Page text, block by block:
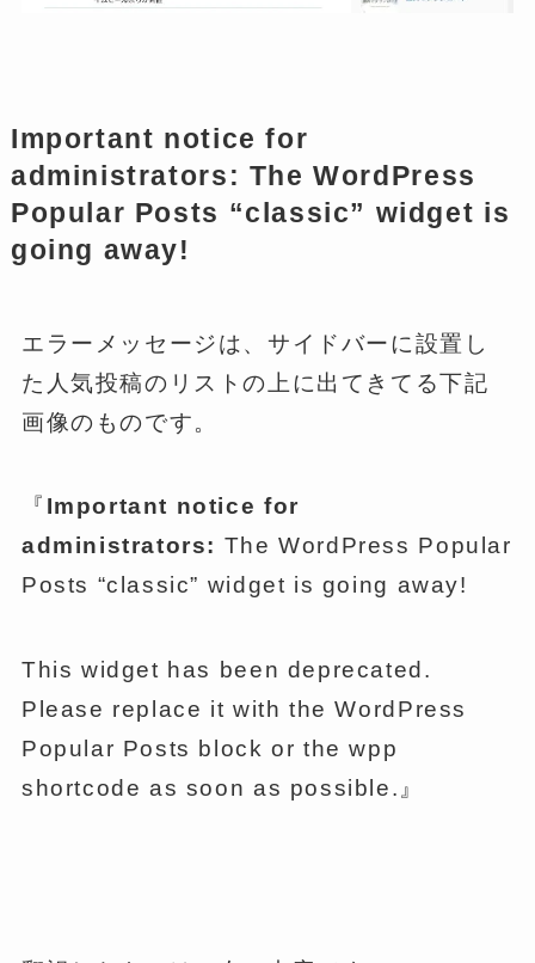
Important notice for
administrators: The WordPress
Popular Posts “classic” widget is
going away!
エラーメッセージは、サイドバーに設置し
た人気投稿のリストの上に出てきてる下記
画像のものです。
『 Important notice for
administrators: The WordPress Popular
Posts “classic” widget is going away!
This widget has been deprecated.
Please replace it with the WordPress
Popular Posts block or the wpp
shortcode as soon as possible.』